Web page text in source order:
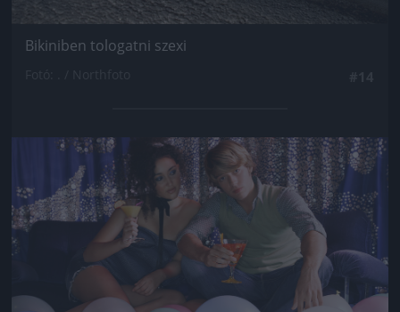
Bikiniben tologatni szexi
Jön még kép!